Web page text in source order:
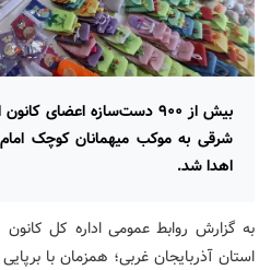
بیش از ۹۰۰ دست‌سازه اعضای
شرقی به موکب میهمانان کوچک
اهدا شد.
به گزارش روابط عمومی اداره کل
استان آذربایجان غربی؛ همزمان با